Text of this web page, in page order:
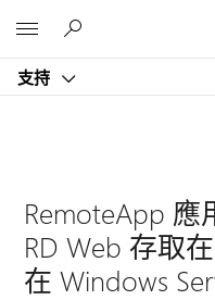
支持
RemoteApp
RD Web 存取
在 Windows